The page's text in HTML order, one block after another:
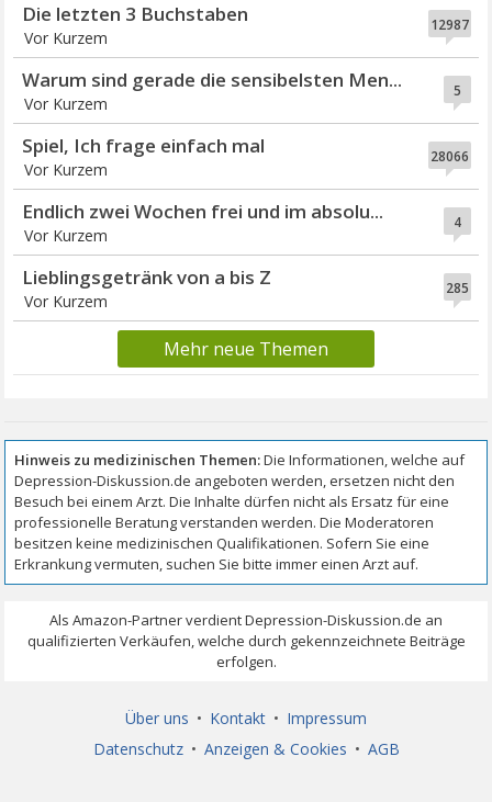
12987
Die letzten 3 Buchstaben
Vor Kurzem
5
Warum sind gerade die sensibelsten Men...
Vor Kurzem
28066
Spiel, Ich frage einfach mal
Vor Kurzem
4
Endlich zwei Wochen frei und im absolu...
Vor Kurzem
285
Lieblingsgetränk von a bis Z
Vor Kurzem
Mehr neue Themen
Über uns • Kontakt • Impressum
Datenschutz • Anzeigen & Cookies • AGB